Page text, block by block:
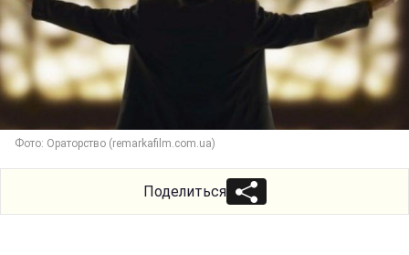
Фото: Ораторство (remarkafilm.com.ua)
Поделиться